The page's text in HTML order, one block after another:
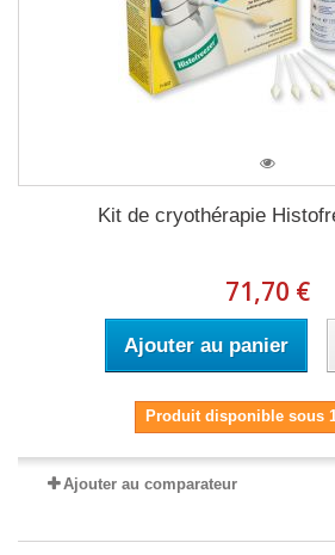
Kit de cryothérapie
71,70 €
Ajouter au panier
Produit disponible sous
Ajouter au comparateur